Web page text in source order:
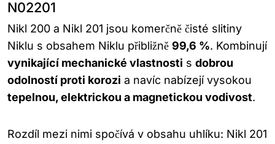
N02201
Nikl 200 a Nikl 201 jsou komerčně čisté slitiny
Niklu s obsahem Niklu přibližně 99,6 %. Kombinují
vynikající mechanické vlastnosti s dobrou
odolností proti korozi a navíc nabízejí vysokou
tepelnou, elektrickou a magnetickou vodivost.
Rozdíl mezi nimi spočívá v obsahu uhlíku: Nikl 201